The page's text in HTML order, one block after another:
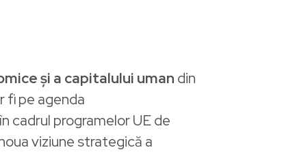
și a capitalului uman din
fi pe agenda
cadrul programelor UE de
viziune strategică a